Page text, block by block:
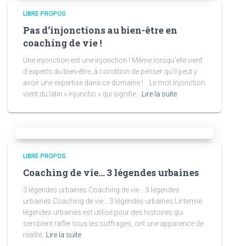
LIBRE PROPOS
Pas d’injonctions au bien-être en
coaching de vie !
Une injonction est une injonction ! Même lorsqu’elle vient
d’experts du bien-être, à condition de penser qu’il peut y
avoir une expertise dans ce domaine ! Le mot injonction
vient du latin « injunctio » qui signifie :
Lire la suite
LIBRE PROPOS
Coaching de vie… 3 légendes urbaines
3 légendes urbaines Coaching de vie… 3 légendes
urbaines Coaching de vie… 3 légendes urbaines Le terme
légendes urbaines est utilisé pour des histoires qui
semblent rafler tous les suffrages, ont une apparence de
réalité,
Lire la suite